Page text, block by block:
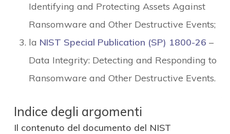
Identifying and Protecting Assets Against
Ransomware and Other Destructive Events;
la NIST Special Publication (SP) 1800-26 –
Data Integrity: Detecting and Responding to
Ransomware and Other Destructive Events.
Indice degli argomenti
Il contenuto del documento del NIST